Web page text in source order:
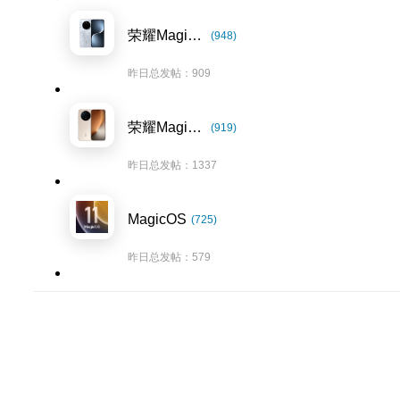
荣耀Magic7系列 (948)
昨日总发帖：909
荣耀Magic8系列 (919)
昨日总发帖：1337
MagicOS (725)
昨日总发帖：579